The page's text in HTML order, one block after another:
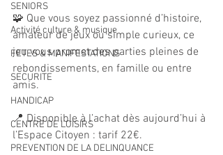
SENIORS
Activité culture & musique
FETES & MANIFESTATIONS
SECURITE
HANDICAP
CENTRE DE LOISIRS
PREVENTION DE LA DELINQUANCE
🧩 Que vous soyez passionné d’histoire,
amateur de jeux ou simple curieux, ce
jeu vous promet des parties pleines de
rebondissements, en famille ou entre
amis.
📍 Disponible à l’achat dès aujourd’hui à
l’Espace Citoyen : tarif 22€.